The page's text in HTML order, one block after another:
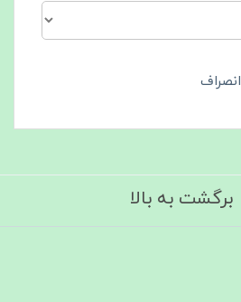
انصراف
برگشت به بالا